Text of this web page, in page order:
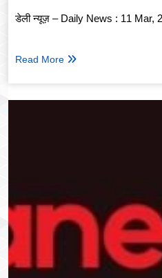
डेली न्यूज़ – Daily News : 11 Mar,
Read More